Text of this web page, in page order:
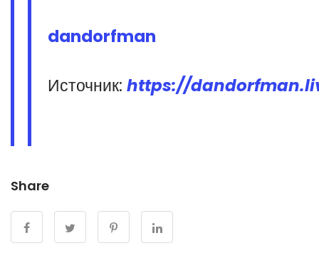
dandorfman
Источник:https://
Share